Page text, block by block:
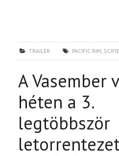
TRAILER PACIFIC RIM
A Vasember
héten a 3.
legtöbbször